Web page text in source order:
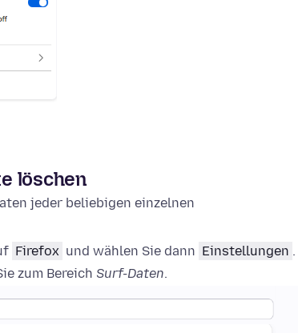
löschen
jeder beliebigen einzelnen
Firefox und wählen Sie dann Einstellungen .
zum Bereich Surf-Daten.